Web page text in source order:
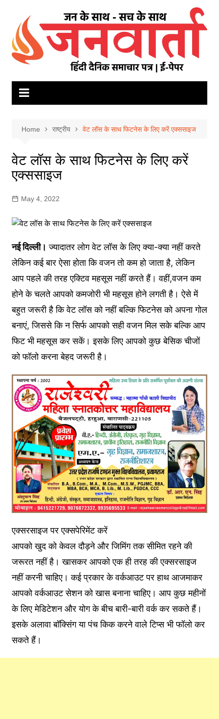
content
Home राष्ट्रीय वेट लॉस के साथ फिटनेस के लिए करें एक्ससाइज
वेट लॉस के साथ फिटनेस के लिए करें
एक्ससाइज
May 4, 2022
नई दिल्ली। ज्यादातर लोग वेट लॉस के लिए क्या-क्या नहीं करते
लेकिन कई बार ऐसा होता कि वजन तो कम हो जाता है, लेकिन
आप पहले की तरह एक्टिव महसूस नहीं करते हैं। वहीं,वजन कम
होने के चलते आपको कमजोरी भी महसूस होने लगती है। ऐसे में
बहुत जरूरी है कि वेट लॉस को नहीं बल्कि फिटनेस को अपना गोल
बनाएं, जिससे कि न सिर्फ आपको सही वजन मिल सके बल्कि आप
फिट भी महसूस कर सकें। इसके लिए आपको कुछ बेसिक चीजों
को फॉलो करना बेहद जरूरी है।
एक्सरसाइज पर एक्सपेरिमेंट करें
आपको खुद को केवल दौड़ने और जिमिंग तक सीमित रहने की
जरूरत नहीं है। खासकर आपको एक ही तरह की एक्सरसाइज
नहीं करनी चाहिए। कई प्रकार के वर्कआउट पर हाथ आजमाकर
आपको वर्कआउट सेशन को खास बनाना चाहिए। आप कुछ महीनों
के लिए मेडिटेशन और योग के बीच बारी-बारी वर्क कर सकते हैं।
इसके अलावा बॉक्सिंग या पंच किक करने वाले टिप्स भी फॉलो कर
सकते हैं।